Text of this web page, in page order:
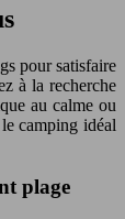
pour satisfaire
à la recherche
au calme ou
camping idéal
plage